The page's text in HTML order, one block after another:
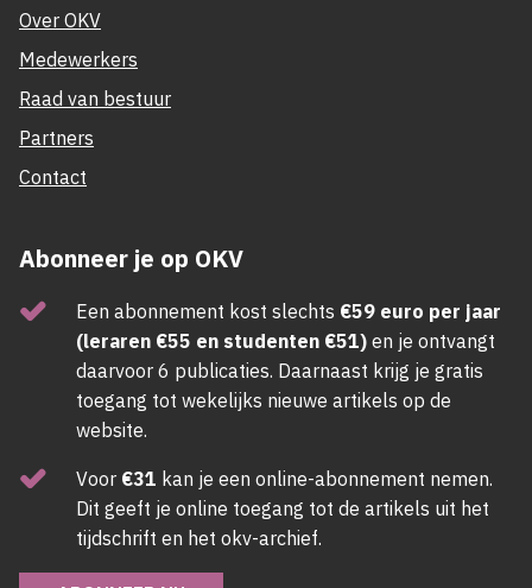
Over OKV
Medewerkers
Raad van bestuur
Partners
Contact
Abonneer je op OKV
Een abonnement kost slechts €59 euro per jaar
(leraren €55 en studenten €51) en je ontvangt
daarvoor 6 publicaties. Daarnaast krijg je gratis
toegang tot wekelijks nieuwe artikels op de
website.
Voor €31 kan je een online-abonnement nemen.
Dit geeft je online toegang tot de artikels uit het
tijdschrift en het okv-archief.